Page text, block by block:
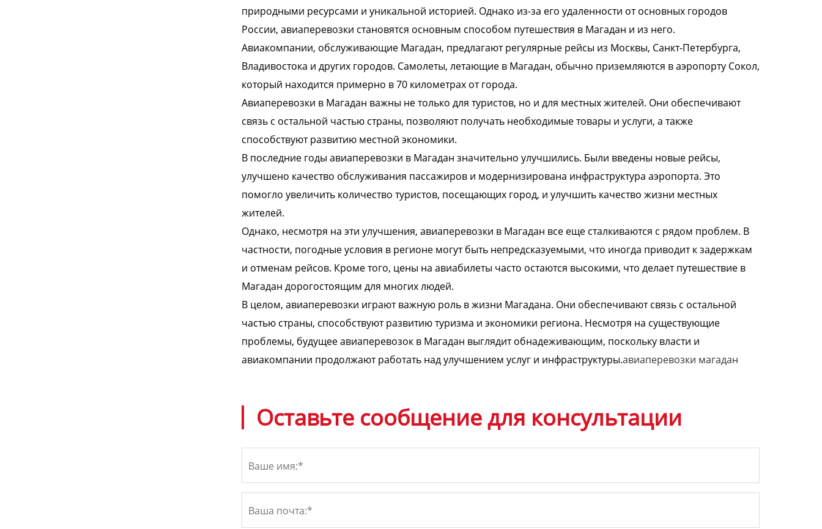
природными ресурсами и уникальной историей. Однако из-за его удаленности от основных городов
России, авиаперевозки становятся основным способом путешествия в Магадан и из него.
Авиакомпании, обслуживающие Магадан, предлагают регулярные рейсы из Москвы, Санкт-Петербурга,
Владивостока и других городов. Самолеты, летающие в Магадан, обычно приземляются в аэропорту Сокол,
который находится примерно в 70 километрах от города.
Авиаперевозки в Магадан важны не только для туристов, но и для местных жителей. Они обеспечивают
связь с остальной частью страны, позволяют получать необходимые товары и услуги, а также
способствуют развитию местной экономики.
В последние годы авиаперевозки в Магадан значительно улучшились. Были введены новые рейсы,
улучшено качество обслуживания пассажиров и модернизирована инфраструктура аэропорта. Это
помогло увеличить количество туристов, посещающих город, и улучшить качество жизни местных
жителей.
Однако, несмотря на эти улучшения, авиаперевозки в Магадан все еще сталкиваются с рядом проблем. В
частности, погодные условия в регионе могут быть непредсказуемыми, что иногда приводит к задержкам
и отменам рейсов. Кроме того, цены на авиабилеты часто остаются высокими, что делает путешествие в
Магадан дорогостоящим для многих людей.
В целом, авиаперевозки играют важную роль в жизни Магадана. Они обеспечивают связь с остальной
частью страны, способствуют развитию туризма и экономики региона. Несмотря на существующие
проблемы, будущее авиаперевозок в Магадан выглядит обнадеживающим, поскольку власти и
авиакомпании продолжают работать над улучшением услуг и инфраструктуры.авиаперевозки магадан
Оставьте сообщение для консультации